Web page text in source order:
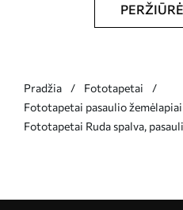
Pradžia
Fototapetai
Fototapetai pasaulio žemėlapiai
Fototapetai Ruda spalva,